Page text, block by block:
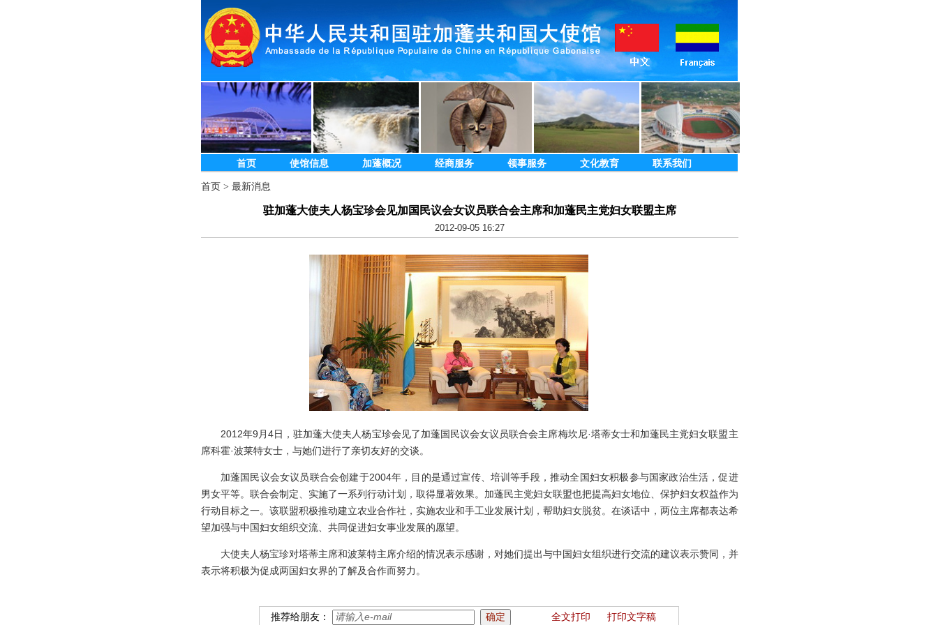
首页 使馆信息 加蓬概况 经商服务 领事服务 文化教育 联系我们
首页 > 最新消息
驻加蓬大使夫人杨宝珍会见加国民议会女议员联合会主席和加蓬民主党妇女联盟主席
2012-09-05 16:27
2012年9 月4日 ，驻加蓬大使夫人杨宝珍会见了加蓬国民议会女议员联合会主席梅坎尼·塔蒂女士和加蓬民主党妇女联盟主
席科霍·波莱特女士，与她们进行了亲切友好的交谈。
加蓬国民议会女议员联合会创建于2004年，目的是通过宣传、培训等手段，推动全国妇女积极参与国家政治生活，促进
男女平等。联合会制定、实施了一系列行动计划，取得显著效果。加蓬民主党妇女联盟也把提高妇女地位、保护妇女权益作为
行动目标之一。该联盟积极推动建立农业合作社，实施农业和手工业发展计划，帮助妇女脱贫。在谈话中，两位主席都表达希
望加强与中国妇女组织交流、共同促进妇女事业发展的愿望。
大使夫人杨宝珍对塔蒂主席和波莱特主席介绍的情况表示感谢，对她们提出与中国妇女组织进行交流的建议表示赞同，并
表示将积极为促成两国妇女界的了解及合作而努力。
推荐给朋友： 全文打印 打印文字稿